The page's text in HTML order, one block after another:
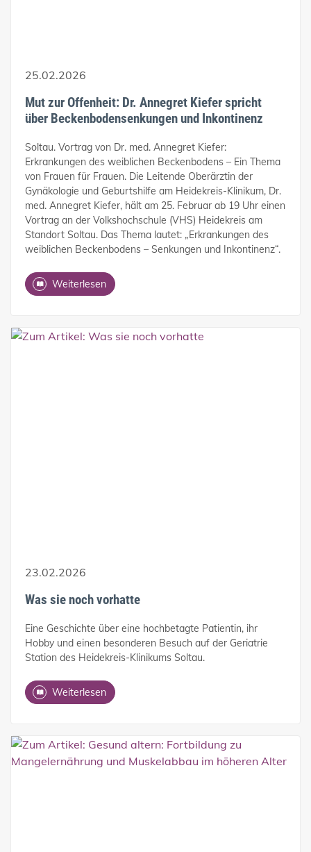
25.02.2026
Mut zur Offenheit: Dr. Annegret Kiefer spricht
über Beckenbodensenkungen und Inkontinenz
Soltau. Vortrag von Dr. med. Annegret Kiefer:
Erkrankungen des weiblichen Beckenbodens – Ein Thema
von Frauen für Frauen. Die Leitende Oberärztin der
Gynäkologie und Geburtshilfe am Heidekreis-Klinikum, Dr.
med. Annegret Kiefer, hält am 25. Februar ab 19 Uhr einen
Vortrag an der Volkshochschule (VHS) Heidekreis am
Standort Soltau. Das Thema lautet: „Erkrankungen des
weiblichen Beckenbodens – Senkungen und Inkontinenz“.
Weiterlesen
23.02.2026
Was sie noch vorhatte
Eine Geschichte über eine hochbetagte Patientin, ihr
Hobby und einen besonderen Besuch auf der Geriatrie
Station des Heidekreis-Klinikums Soltau.
Weiterlesen